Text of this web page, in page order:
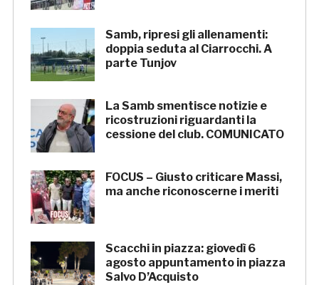
Samb, ripresi gli allenamenti:
doppia seduta al Ciarrocchi. A
parte Tunjov
La Samb smentisce notizie e
ricostruzioni riguardanti la
cessione del club. COMUNICATO
FOCUS – Giusto criticare Massi,
ma anche riconoscerne i meriti
Scacchi in piazza: giovedì 6
agosto appuntamento in piazza
Salvo D’Acquisto